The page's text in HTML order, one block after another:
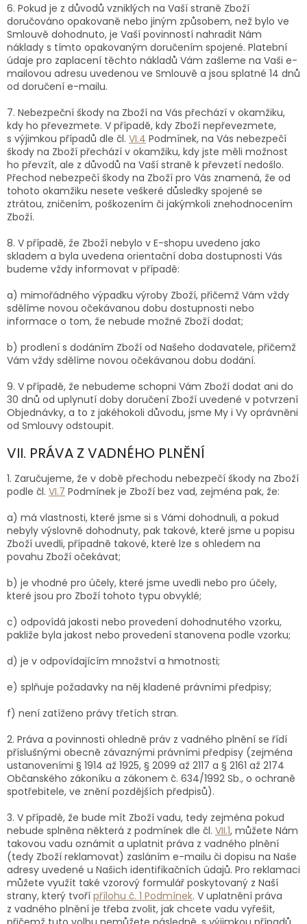
6. Pokud je z důvodů vzniklých na Vaší straně Zboží
doručováno opakovaně nebo jiným způsobem, než bylo ve
Smlouvě dohodnuto, je Vaší povinností nahradit Nám
náklady s tímto opakovaným doručením spojené. Platební
údaje pro zaplacení těchto nákladů Vám zašleme na Vaši e-
mailovou adresu uvedenou ve Smlouvě a jsou splatné 14 dnů
od doručení e-mailu.
7. Nebezpeční škody na Zboží na Vás přechází v okamžiku,
kdy ho převezmete. V případě, kdy Zboží nepřevezmete,
s výjimkou případů dle čl. VI.4 Podmínek, na Vás nebezpečí
škody na Zboží přechází v okamžiku, kdy jste měli možnost
ho převzít, ale z důvodů na Vaší straně k převzetí nedošlo.
Přechod nebezpečí škody na Zboží pro Vás znamená, že od
tohoto okamžiku nesete veškeré důsledky spojené se
ztrátou, zničením, poškozením či jakýmkoli znehodnocením
Zboží.
8. V případě, že Zboží nebylo v E-shopu uvedeno jako
skladem a byla uvedena orientační doba dostupnosti Vás
budeme vždy informovat v případě:
a) mimořádného výpadku výroby Zboží, přičemž Vám vždy
sdělíme novou očekávanou dobu dostupnosti nebo
informace o tom, že nebude možné Zboží dodat;
b) prodlení s dodáním Zboží od Našeho dodavatele, přičemž
Vám vždy sdělíme novou očekávanou dobu dodání.
9. V případě, že nebudeme schopni Vám Zboží dodat ani do
30 dnů od uplynutí doby doručení Zboží uvedené v potvrzení
Objednávky, a to z jakéhokoli důvodu, jsme My i Vy oprávněni
od Smlouvy odstoupit.
VII. PRÁVA Z VADNÉHO PLNĚNÍ
1. Zaručujeme, že v době přechodu nebezpečí škody na Zboží
podle čl. VI.7 Podmínek je Zboží bez vad, zejména pak, že:
a) má vlastnosti, které jsme si s Vámi dohodnuli, a pokud
nebyly výslovně dohodnuty, pak takové, které jsme u popisu
Zboží uvedli, případně takové, které lze s ohledem na
povahu Zboží očekávat;
b) je vhodné pro účely, které jsme uvedli nebo pro účely,
které jsou pro Zboží tohoto typu obvyklé;
c) odpovídá jakosti nebo provedení dohodnutého vzorku,
pakliže byla jakost nebo provedení stanovena podle vzorku;
d) je v odpovídajícím množství a hmotnosti;
e) splňuje požadavky na něj kladené právními předpisy;
f) není zatíženo právy třetích stran.
2. Práva a povinnosti ohledně práv z vadného plnění se řídí
příslušnými obecně závaznými právními předpisy (zejména
ustanoveními § 1914 až 1925, § 2099 až 2117 a § 2161 až 2174
Občanského zákoníku a zákonem č. 634/1992 Sb., o ochraně
spotřebitele, ve znění pozdějších předpisů).
3. V případě, že bude mít Zboží vadu, tedy zejména pokud
nebude splněna některá z podmínek dle čl. VII.1, můžete Nám
takovou vadu oznámit a uplatnit práva z vadného plnění
(tedy Zboží reklamovat) zasláním e-mailu či dopisu na Naše
adresy uvedené u Našich identifikačních údajů. Pro reklamaci
můžete využít také vzorový formulář poskytovaný z Naší
strany, který tvoří přílohu č. 1 Podmínek. V uplatnění práva
z vadného plnění je třeba zvolit, jak chcete vadu vyřešit,